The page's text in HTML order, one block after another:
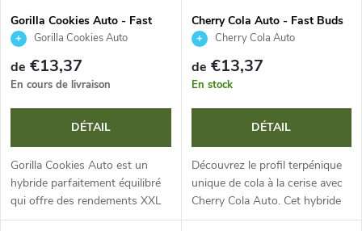
Gorilla Cookies Auto - Fast
BudsGorilla Cookies Auto
de €13,37
En cours de livraison
DÉTAIL
Gorilla Cookies Auto est un
hybride parfaitement équilibré
qui offre des rendements XXL
en seulement 10 semaines. Il
Cherry Cola Auto - Fast Buds
Cherry Cola Auto
de €13,37
En stock
DÉTAIL
Découvrez le profil terpénique
unique de cola à la cerise avec
Cherry Cola Auto. Cet hybride
XXL au cycle de 9–10 semaines